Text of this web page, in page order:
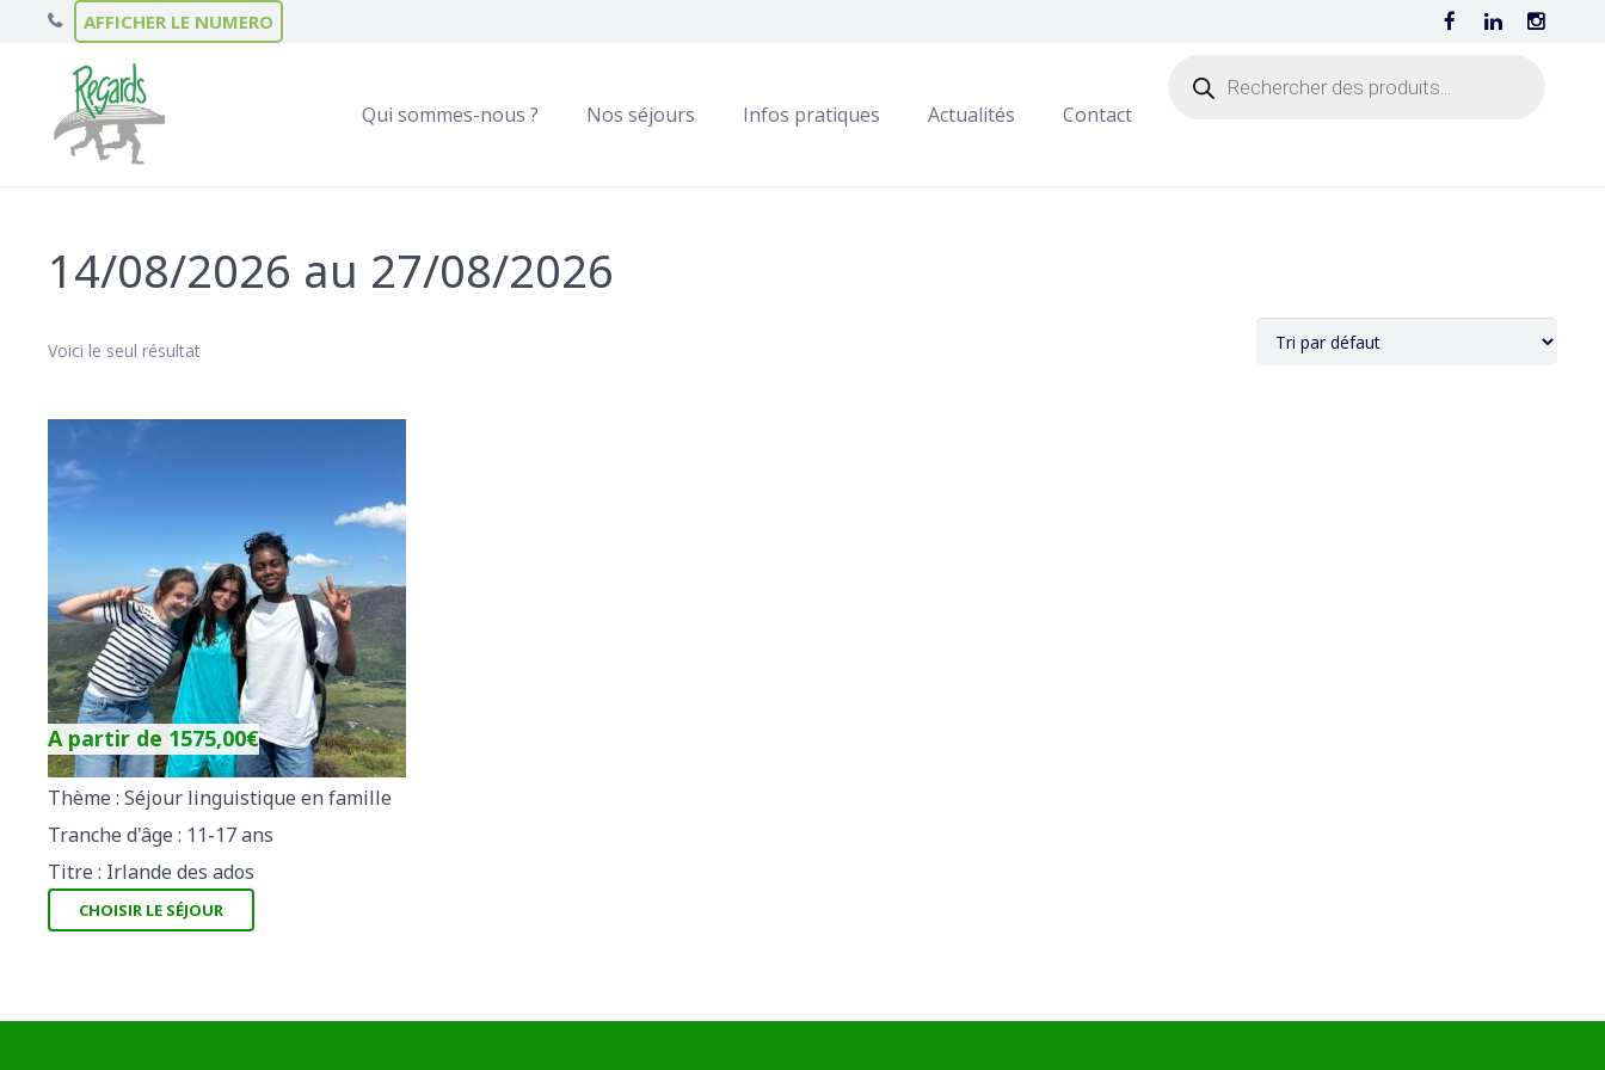
AFFICHER LE NUMERO
Qui sommes-nous ? Nos séjours Infos pratiques Actualités Contact
14/08/2026 au 27/08/2026
Voici le seul résultat
A partir de 1575,00€
Thème : Séjour linguistique en famille
Tranche d'âge : 11-17 ans
Titre : Irlande des ados
CHOISIR LE SÉJOUR